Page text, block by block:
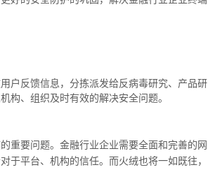
户反馈信息，分拣派发给反病毒研究、产品研
构、组织及时有效的解决安全问题。
重要问题。金融行业企业需要全面和完善的网
于平台、机构的信任。而火绒也将一如既往，